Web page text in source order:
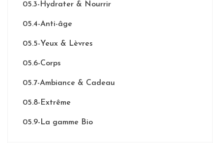
05.3-Hydrater & Nourrir
05.4-Anti-âge
05.5-Yeux & Lèvres
05.6-Corps
05.7-Ambiance & Cadeau
05.8-Extrême
05.9-La gamme Bio